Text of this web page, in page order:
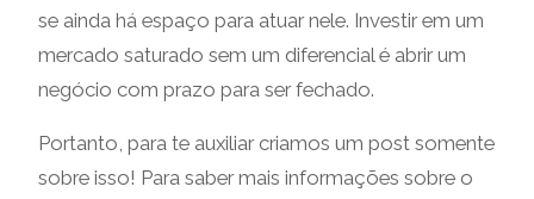
se ainda há espaço para atuar nele. Investir em um
mercado saturado sem um diferencial é abrir um
negócio com prazo para ser fechado.
Portanto, para te auxiliar criamos um post somente
sobre isso! Para saber mais informações sobre o